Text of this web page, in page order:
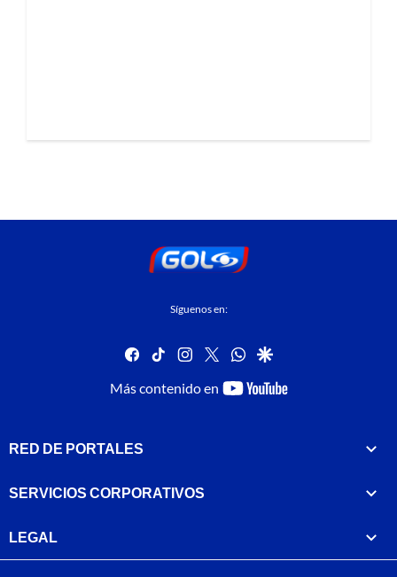
Síguenos en:
facebook
tiktok instagram
twitterwhatsapp
google
Más contenido en
youtube-
RED DE PORTALES
SERVICIOS CORPORATIVOS
LEGAL